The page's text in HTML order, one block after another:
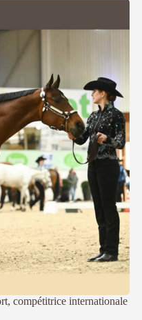
compétitrice internationale